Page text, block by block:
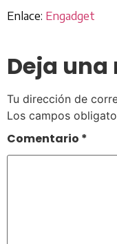
Enlace: Engadget
Deja una
Tu dirección de
Los campos
Comentario *